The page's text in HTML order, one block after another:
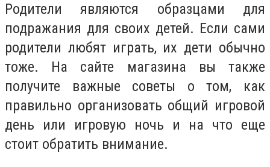
Родители являются образцами для
подражания для своих детей. Если сами
родители любят играть, их дети обычно
тоже. На сайте магазина вы также
получите важные советы о том, как
правильно организовать общий игровой
день или игровую ночь и на что еще
стоит обратить внимание.